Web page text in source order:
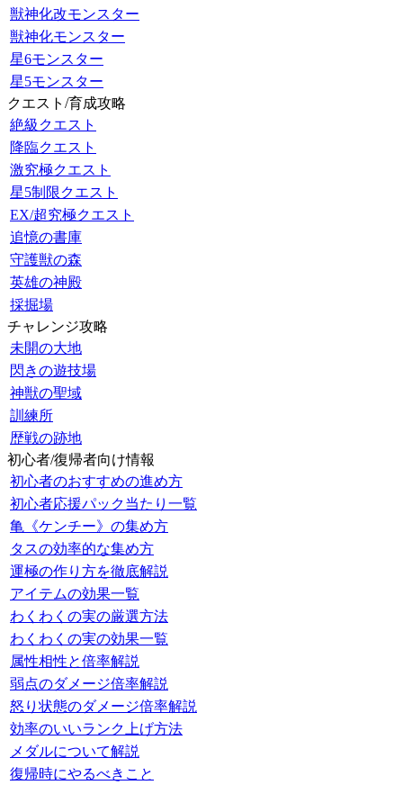
獣神化改モンスター
獣神化モンスター
星6モンスター
星5モンスター
クエスト/育成攻略
絶級クエスト
降臨クエスト
激究極クエスト
星5制限クエスト
EX/超究極クエスト
追憶の書庫
守護獣の森
英雄の神殿
採掘場
チャレンジ攻略
未開の大地
閃きの遊技場
神獣の聖域
訓練所
歴戦の跡地
初心者/復帰者向け情報
初心者のおすすめの進め方
初心者応援パック当たり一覧
亀《ケンチー》の集め方
タスの効率的な集め方
運極の作り方を徹底解説
アイテムの効果一覧
わくわくの実の厳選方法
わくわくの実の効果一覧
属性相性と倍率解説
弱点のダメージ倍率解説
怒り状態のダメージ倍率解説
効率のいいランク上げ方法
メダルについて解説
復帰時にやるべきこと